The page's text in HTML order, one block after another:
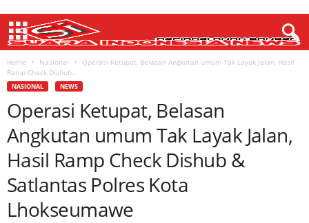
Home Nasional
Operasi Ketupat, Belasan Angkutan umum Tak Layak Jalan, Hasil
Ramp Check Dishub...
NASIONAL NEWS
Operasi Ketupat, Belasan
Angkutan umum Tak Layak Jalan,
Hasil Ramp Check Dishub &
Satlantas Polres Kota
Lhokseumawe